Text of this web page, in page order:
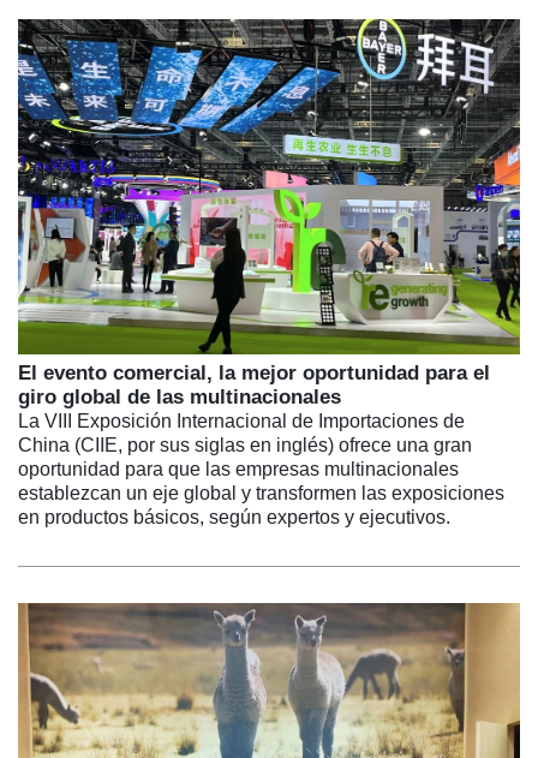
El evento comercial, la mejor oportunidad para el
giro global de las multinacionales
La VIII Exposición Internacional de Importaciones de
China (CIIE, por sus siglas en inglés) ofrece una gran
oportunidad para que las empresas multinacionales
establezcan un eje global y transformen las exposiciones
en productos básicos, según expertos y ejecutivos.